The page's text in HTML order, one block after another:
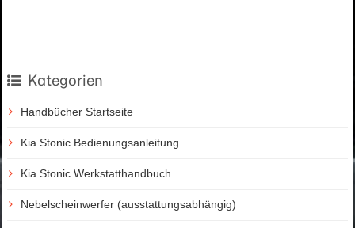
Kategorien
Handbücher Startseite
Kia Stonic Bedienungsanleitung
Kia Stonic Werkstatthandbuch
Nebelscheinwerfer (ausstattungsabhängig)